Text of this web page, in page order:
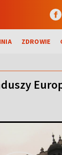
ZDROWIE